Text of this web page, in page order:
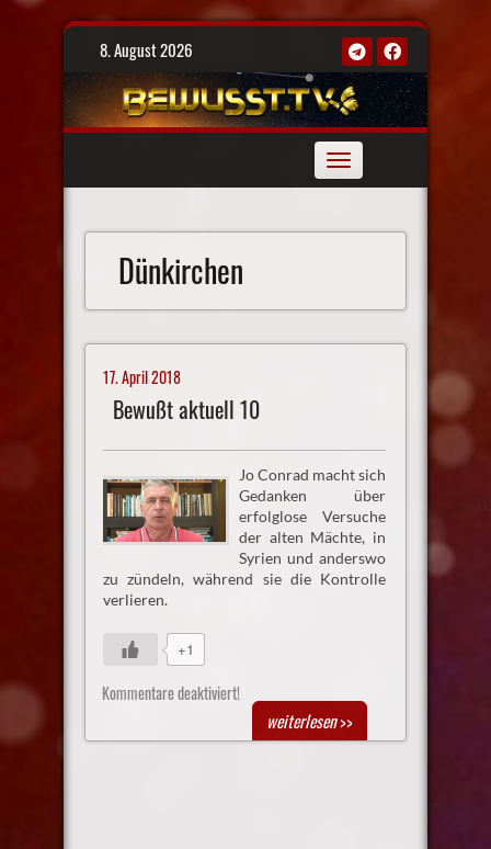
Skip
8. August 2026
Toggle
navigation
Dünkirchen
17. April 2018
Bewußt aktuell 10
Jo Conrad macht sich
Gedanken über
erfolglose Versuche
der alten Mächte, in
Syrien und anderswo
zu zündeln, während sie die Kontrolle
verlieren.
+1
Kommentare deaktiviert!
weiterlesen>>